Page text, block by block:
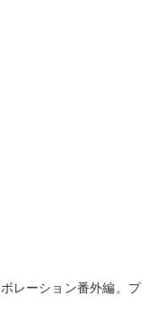
ボレーション番外編。プ